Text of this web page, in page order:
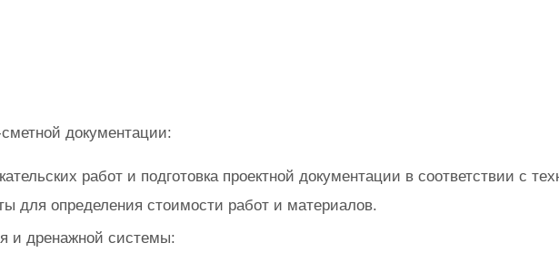
сметной документации:
работ и подготовка проектной документации в соответствии с
для определения стоимости работ и материалов.
и дренажной системы: